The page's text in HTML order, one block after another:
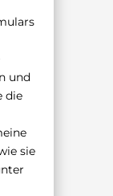
und
die
sie